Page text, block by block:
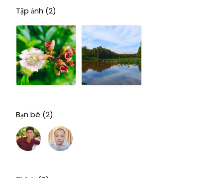
Tập ảnh (2)
Bạn bè (2)